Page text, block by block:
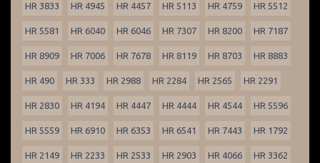
HR 3833 HR 4945 HR 4457 HR 5113 HR 4759 HR 5512
HR 5581 HR 6040 HR 6046 HR 7307 HR 8200 HR 7187
HR 8909 HR 7006 HR 7678 HR 8119 HR 8703 HR 8883
HR 490 HR 333 HR 2988 HR 2284 HR 2565 HR 2291
HR 2830 HR 4194 HR 4447 HR 4444 HR 4544 HR 5596
HR 5559 HR 6910 HR 6353 HR 6541 HR 7443 HR 1792
HR 2149 HR 2233 HR 2533 HR 2903 HR 4066 HR 3362